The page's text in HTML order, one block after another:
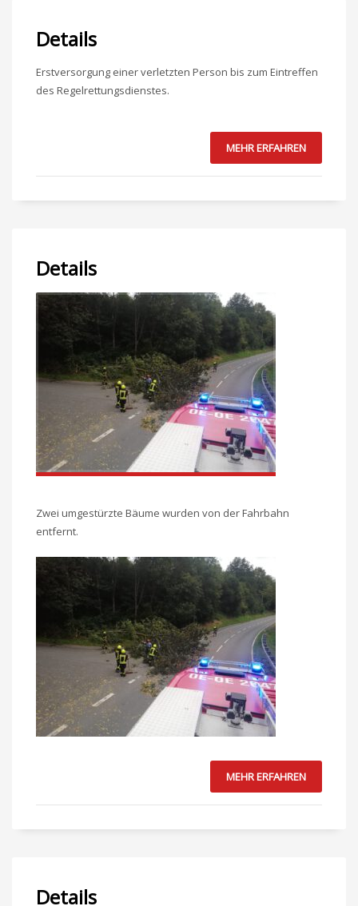
Details
Erstversorgung einer verletzten Person bis zum Eintreffen
des Regelrettungsdienstes.
MEHR ERFAHREN
Details
Zwei umgestürzte Bäume wurden von der Fahrbahn
entfernt.
MEHR ERFAHREN
Details